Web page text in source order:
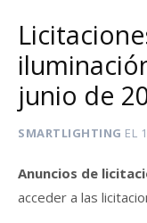
junio de
SMARTLIGHTING EL
Anuncios de
acceder a las